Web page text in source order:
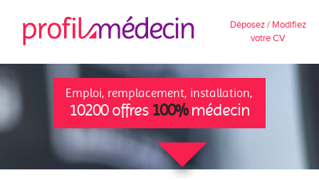
Déposez / Modifiez
votre CV
Emploi, remplacement, installation,
10200 offres 100%médecin